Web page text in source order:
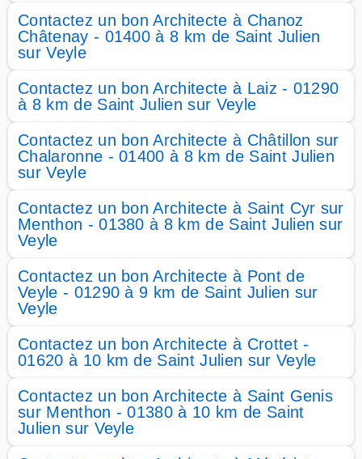
Contactez un bon Architecte à Chanoz
Châtenay - 01400 à 8 km de Saint Julien
sur Veyle
Contactez un bon Architecte à Laiz - 01290
à 8 km de Saint Julien sur Veyle
Contactez un bon Architecte à Châtillon sur
Chalaronne - 01400 à 8 km de Saint Julien
sur Veyle
Contactez un bon Architecte à Saint Cyr sur
Menthon - 01380 à 8 km de Saint Julien sur
Veyle
Contactez un bon Architecte à Pont de
Veyle - 01290 à 9 km de Saint Julien sur
Veyle
Contactez un bon Architecte à Crottet -
01620 à 10 km de Saint Julien sur Veyle
Contactez un bon Architecte à Saint Genis
sur Menthon - 01380 à 10 km de Saint
Julien sur Veyle